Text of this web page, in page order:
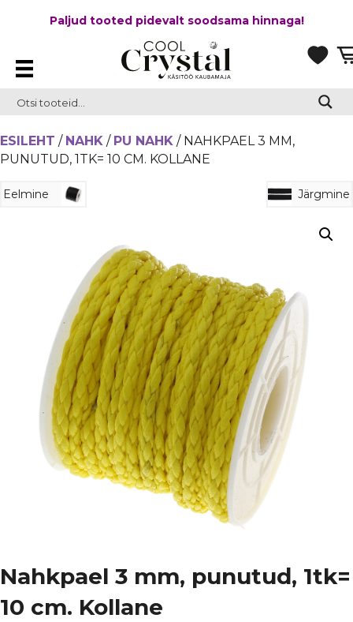
Paljud tooted pidevalt soodsama hinnaga!
ESILEHT / NAHK / PU NAHK / NAHKPAEL 3 MM,
PUNUTUD, 1TK= 10 CM. KOLLANE
Eelmine Järgmine
Nahkpael 3 mm, punutud, 1tk=
10 cm. Kollane